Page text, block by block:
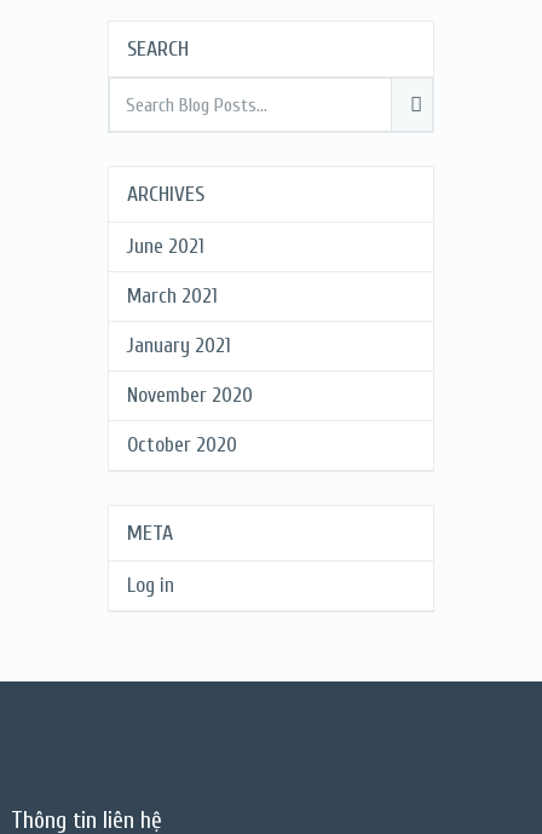
SEARCH
ARCHIVES
June 2021
March 2021
January 2021
November 2020
October 2020
META
Log in
Thông tin liên hệ